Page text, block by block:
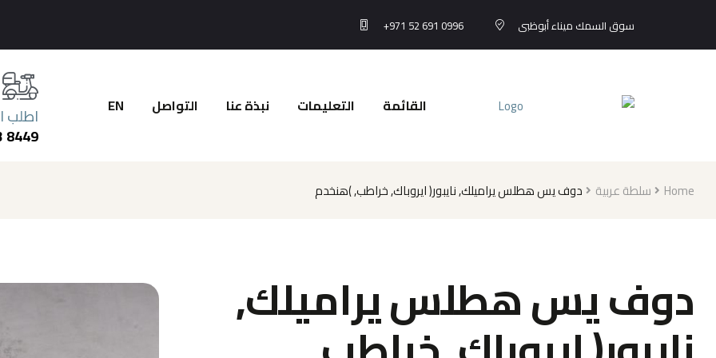
+971 52 691 0996 سوق السمك ميناء أبوظبى
القائمة التعليمات نبذة عنا التواصل EN اطلب
8449
Home سلطة عربية دوف يس هطلس يراميلك, نايبور( ايروباك, خراطب, )هنخدم
دوف يس هطلس يراميلك,